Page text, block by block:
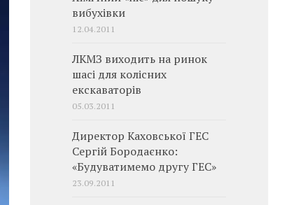
вибухівки
12.04.2011
ЛКМЗ виходить на ринок
шасі для колісних
екскаваторів
05.03.2011
Директор Каховської ГЕС
Сергій Бородаєнко:
«Будуватимемо другу ГЕС»
23.09.2011